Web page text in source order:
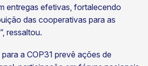
entregas efetivas, fortalecendo
das cooperativas para as
ressaltou.
a COP31 prevê ações de